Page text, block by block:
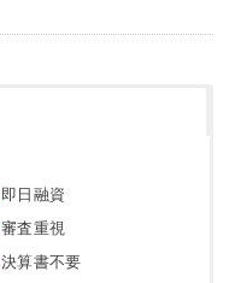
即日融資
審査重視
決算書不要